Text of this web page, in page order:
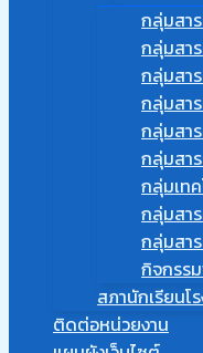
กลุ่มสาร
กลุ่มสา
กลุ่มสา
กลุ่มสา
กลุ่มสา
กลุ่มสาร
กลุ่มเท
กลุ่มสาร
กลุ่มสา
กิจกรร
สภานักเรียนโ
ติดต่อหน่วยงาน